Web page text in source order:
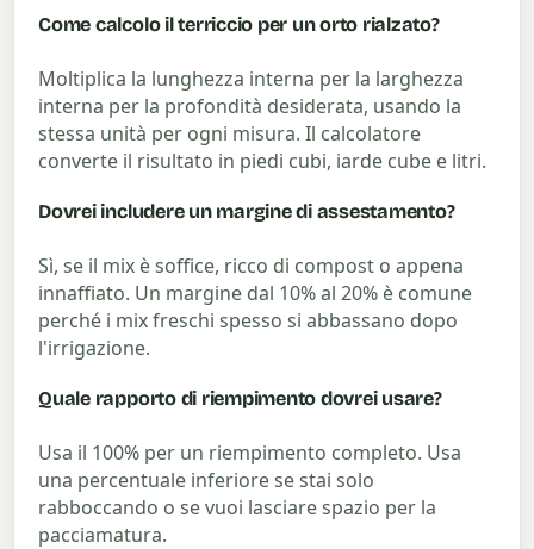
Come calcolo il terriccio per un orto rialzato?
Moltiplica la lunghezza interna per la larghezza
interna per la profondità desiderata, usando la
stessa unità per ogni misura. Il calcolatore
converte il risultato in piedi cubi, iarde cube e litri.
Dovrei includere un margine di assestamento?
Sì, se il mix è soffice, ricco di compost o appena
innaffiato. Un margine dal 10% al 20% è comune
perché i mix freschi spesso si abbassano dopo
l'irrigazione.
Quale rapporto di riempimento dovrei usare?
Usa il 100% per un riempimento completo. Usa
una percentuale inferiore se stai solo
rabboccando o se vuoi lasciare spazio per la
pacciamatura.